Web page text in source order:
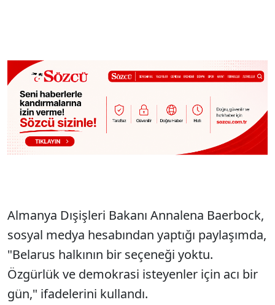
Almanya Dışişleri Bakanı Annalena Baerbock,
sosyal medya hesabından yaptığı paylaşımda,
"Belarus halkının bir seçeneği yoktu.
Özgürlük ve demokrasi isteyenler için acı bir
gün," ifadelerini kullandı.